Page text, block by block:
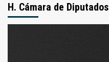
H. Cámara de Diputados